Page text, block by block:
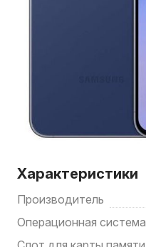
Характеристики
Производитель
Операционная система